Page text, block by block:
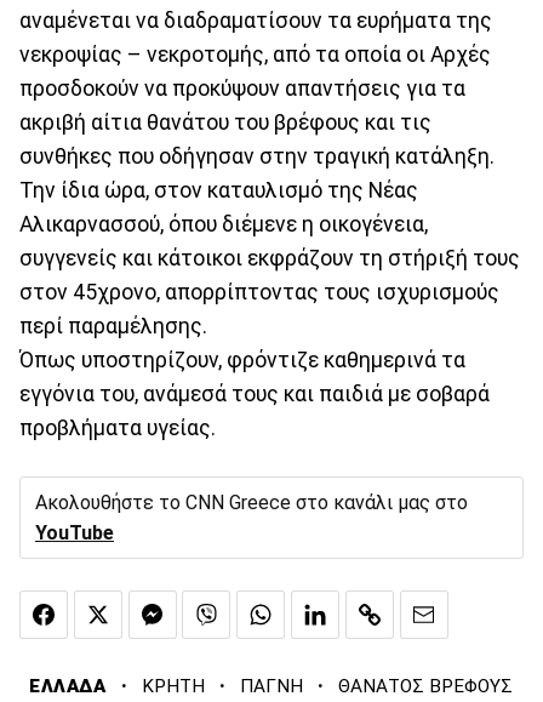
αναμένεται να διαδραματίσουν τα ευρήματα της
νεκροψίας – νεκροτομής, από τα οποία οι Αρχές
προσδοκούν να προκύψουν απαντήσεις για τα
ακριβή αίτια θανάτου του βρέφους και τις
συνθήκες που οδήγησαν στην τραγική κατάληξη.
Την ίδια ώρα, στον καταυλισμό της Νέας
Αλικαρνασσού, όπου διέμενε η οικογένεια,
συγγενείς και κάτοικοι εκφράζουν τη στήριξή τους
στον 45χρονο, απορρίπτοντας τους ισχυρισμούς
περί παραμέλησης.
Όπως υποστηρίζουν, φρόντιζε καθημερινά τα
εγγόνια του, ανάμεσά τους και παιδιά με σοβαρά
προβλήματα υγείας.
Ακολουθήστε το CNN Greece στο κανάλι μας στο
YouTube
ΕΛΛΑΔΑ · ΚΡΗΤΗ · ΠΑΓΝΗ · ΘΑΝΑΤΟΣ ΒΡΕΦΟΥΣ